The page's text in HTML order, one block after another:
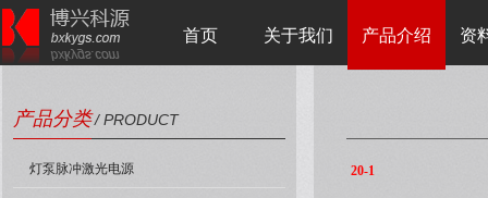
首页 关于我们 产品介绍 资
产品分类/ PRODUCT
灯泵脉冲激光电源 20-1